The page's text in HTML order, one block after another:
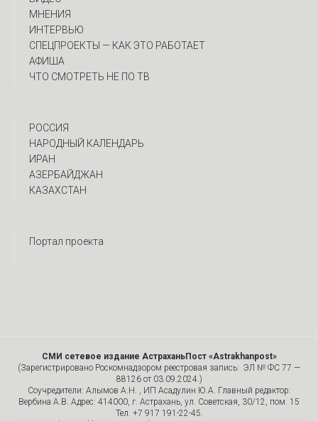
МНЕНИЯ
ИНТЕРВЬЮ
CПЕЦПРОЕКТЫ — КАК ЭТО РАБОТАЕТ
АФИША
ЧТО СМОТРЕТЬ НЕ ПО ТВ
РОССИЯ
НАРОДНЫЙ КАЛЕНДАРЬ
ИРАН
АЗЕРБАЙДЖАН
КАЗАХСТАН
Портал проекта
СМИ сетевое издание АстраханьПост «Astrakhanpost»
(Зарегистрировано Роскомнадзором реестровая запись: ЭЛ № ФС 77 —
88126 от 03.09.2024.)
Соучредители: Алымов А.Н. , ИП Асадулин Ю.А. Главный редактор:
Вербина А.В. Адрес: 414000, г. Астрахань, ул. Советская, 30/12, пом. 15
Тел. +7 917 191-22-45.